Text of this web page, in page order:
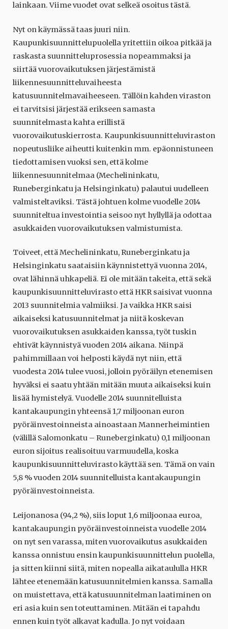
lainkaan. Viime vuodet ovat selkeä osoitus tästä.
Nyt on käymässä taas juuri niin.
Kaupunkisuunnittelupuolella yritettiin oikoa pitkää ja
raskasta suunnitteluprosessia nopeammaksi ja
siirtää vuorovaikutuksen järjestämistä
liikennesuunnitteluvaiheesta
katusuunnitelmavaiheeseen. Tällöin kahden viraston
ei tarvitsisi järjestää erikseen samasta
suunnitelmasta kahta erillistä
vuorovaikutuskierrosta. Kaupunkisuunnitteluviraston
nopeutusliike aiheutti kuitenkin mm. epäonnistuneen
tiedottamisen vuoksi sen, että kolme
liikennesuunnitelmaa (Mechelininkatu,
Runeberginkatu ja Helsinginkatu) palautui uudelleen
valmisteltaviksi. Tästä johtuen kolme vuodelle 2014
suunniteltua investointia seisoo nyt hyllyllä ja odottaa
asukkaiden vuorovaikutuksen valmistumista.
Toiveet, että Mechelininkatu, Runeberginkatu ja
Helsinginkatu saataisiin käynnistettyä vuonna 2014,
ovat lähinnä uhkapeliä. Ei ole mitään takeita, että sekä
kaupunkisuunnitteluvirasto että HKR saisivat vuonna
2013 suunnitelmia valmiiksi. Ja vaikka HKR saisi
aikaiseksi katusuunnitelmat ja niitä koskevan
vuorovaikutuksen asukkaiden kanssa, työt tuskin
ehtivät käynnistyä vuoden 2014 aikana. Niinpä
pahimmillaan voi helposti käydä nyt niin, että
vuodesta 2014 tulee vuosi, jolloin pyöräilyn etenemisen
hyväksi ei saatu yhtään mitään muuta aikaiseksi kuin
lisää hymistelyä. Vuodelle 2014 suunnitelluista
kantakaupungin yhteensä 1,7 miljoonan euron
pyöräinvestoinneista ainoastaan Mannerheimintien
(välillä Salomonkatu – Runeberginkatu) 0,1 miljoonan
euron sijoitus realisoituu varmuudella, koska
kaupunkisuunnitteluvirasto käyttää sen. Tämä on vain
5,8 % vuoden 2014 suunnitelluista kantakaupungin
pyöräinvestoinneista.
Leijonanosa (94,2 %), siis loput 1,6 miljoonaa euroa,
kantakaupungin pyöräinvestoinneista vuodelle 2014
on nyt sen varassa, miten vuorovaikutus asukkaiden
kanssa onnistuu ensin kaupunkisuunnittelun puolella,
ja sitten kiinni siitä, miten nopealla aikataululla HKR
lähtee etenemään katusuunnitelmien kanssa. Samalla
on muistettava, että katusuunnitelman laatiminen on
eri asia kuin sen toteuttaminen. Mitään ei tapahdu
ennen kuin työt alkavat kadulla. Jo nyt voidaan